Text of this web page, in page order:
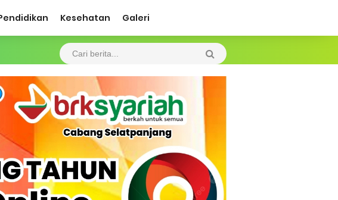
Kesehatan Galeri
Mesin 600 kW Diharapkan Jadi Solusi.
di Laut yang Beroperasi, Tambang Timah di Darat
Riau Ulurkan Tangan Kemanusiaan